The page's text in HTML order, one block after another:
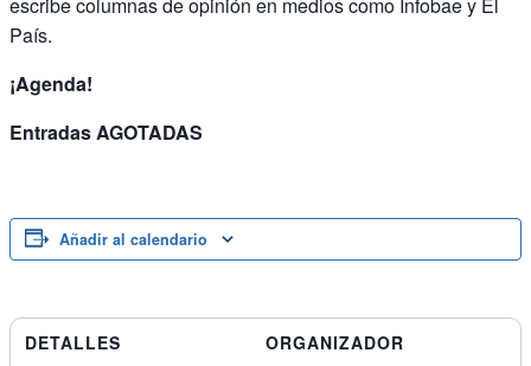
escribe columnas de opinión en medios como Infobae y El
País.
¡Agenda!
Entradas AGOTADAS
Añadir al calendario
DETALLES
ORGANIZADOR